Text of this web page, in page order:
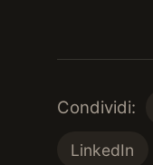
Condividi:
LinkedIn